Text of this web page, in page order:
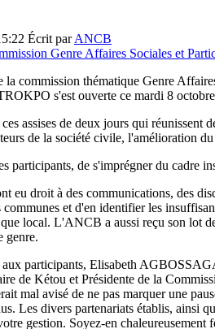
Écrit parANCB
la commission thématique Genre
s'est ouverte ce mardi 8
assises de deux jours qui
de la société civile, l'amélioration
participants, de s'imprégner du cadre
eu droit à des communications, des
et d'en identifier les
local. L'ANCB a aussi reçu son lot
genre.
participants, Elisabeth
de Kétou et Présidente de la
mal avisé de ne pas marquer une
Les divers partenariats établis, ainsi
gestion. Soyez-en